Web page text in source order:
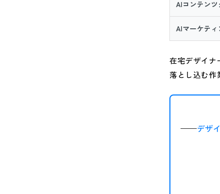
AIコンテン
AIマーケティ
在宅デザイナ
落とし込む作
デザ